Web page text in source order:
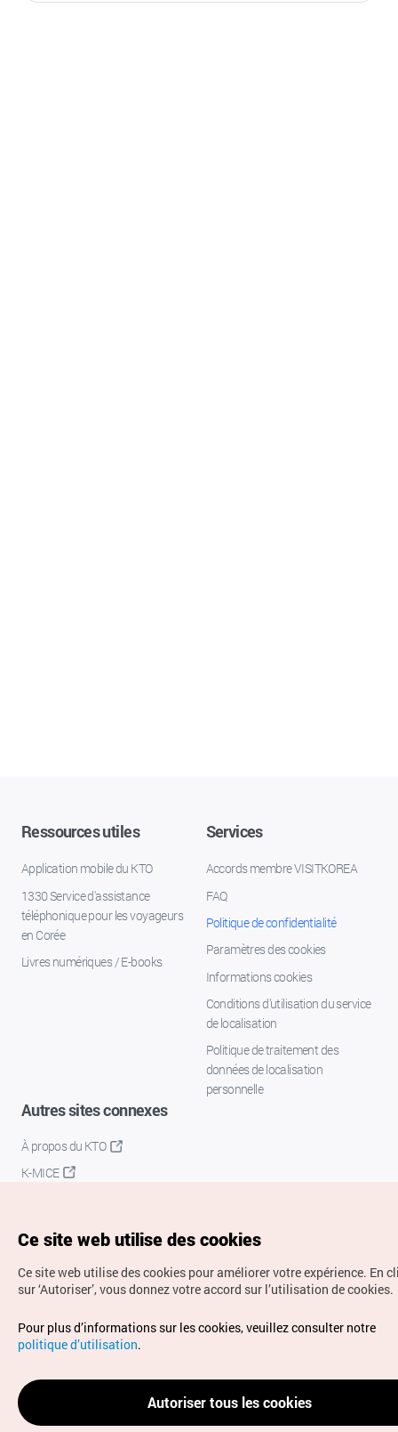
Ressources utiles
Application mobile du KTO
1330 Service d'assistance
téléphonique pour les voyageurs
en Corée
Livres numériques / E-books
Services
Accords membre VISITKOREA
FAQ
Politique de confidentialité
Paramètres des cookies
Informations cookies
Conditions d’utilisation du service
de localisation
Politique de traitement des
données de localisation
personnelle
Autres sites connexes
À propos du KTO
K-MICE
Droits d’auteur (c) Office National du Tourisme en Corée.
Tous droits réservés.
Pour les rapports d'erreurs et demandes de renseignements,
adressez vos demandes à
info.ontc@gmail.com
Ce site web utilise des cookies
Ce site web utilise des cookies pour améliorer votre expérience. En
sur ‘Autoriser’, vous donnez votre accord sur l’utilisation de cookies.
Pour plus d’informations sur les cookies, veuillez consulter notre
politique d’utilisation.
Autoriser tous les cookies